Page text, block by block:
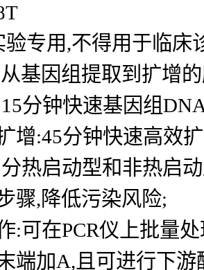
验专用,不得用于临床
基因组提取到扩增
分钟快速基因组
增:45分钟快速高效
热启动型和非热启
骤,降低污染风险;
:可在PCR仪上批量
端加A,且可进行下